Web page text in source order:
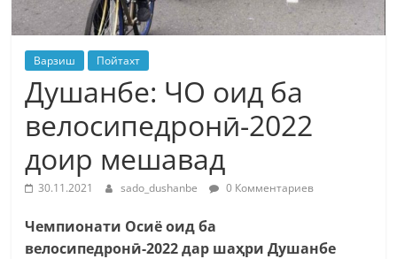
Варзиш Пойтахт
Душанбе: ЧО оид ба
велосипедронӣ-2022
доир мешавад
30.11.2021 sado_dushanbe 0 Комментариев
Чемпионати Осиё оид ба
велосипедронӣ-2022 дар шаҳри Душанбе